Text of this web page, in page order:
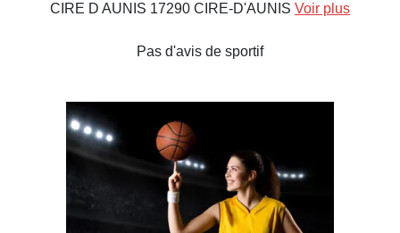
CIRE D AUNIS 17290 CIRE-D'AUNIS Voir plus
Pas d'avis de sportif